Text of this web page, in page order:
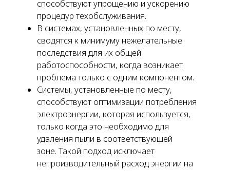
способствуют упрощению и ускорению
процедур техобслуживания.
В системах, установленных по месту,
сводятся к минимуму нежелательные
последствия для их общей
работоспособности, когда возникает
проблема только с одним компонентом.
Системы, установленные по месту,
способствуют оптимизации потребления
электроэнергии, которая используется,
только когда это необходимо для
удаления пыли в соответствующей
зоне. Такой подход исключает
непроизводительный расход энергии на